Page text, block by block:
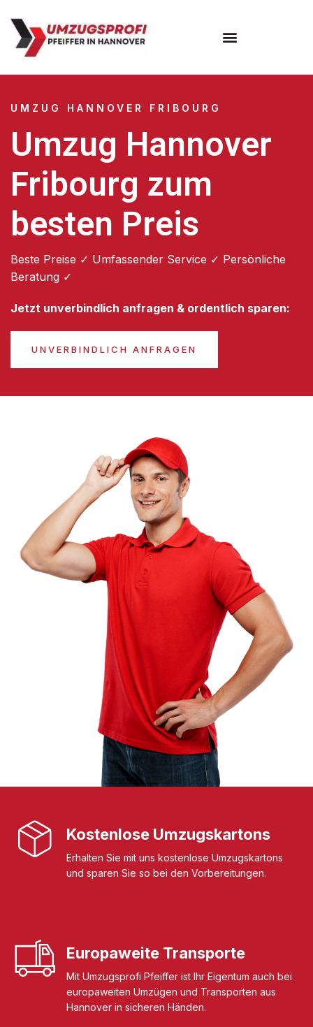
UMZUG HANNOVER FRIBOURG
Umzug Hannover
Fribourg zum
besten Preis
Beste Preise ✓ Umfassender Service ✓ Persönliche
Beratung ✓
Jetzt unverbindlich anfragen & ordentlich sparen:
UNVERBINDLICH ANFRAGEN
Kostenlose Umzugskartons
Erhalten Sie mit uns kostenlose Umzugskartons
und sparen Sie so bei den Vorbereitungen.
Europaweite Transporte
Mit Umzugsprofi Pfeiffer ist Ihr Eigentum auch bei
europaweiten Umzügen und Transporten aus
Hannover in sicheren Händen.